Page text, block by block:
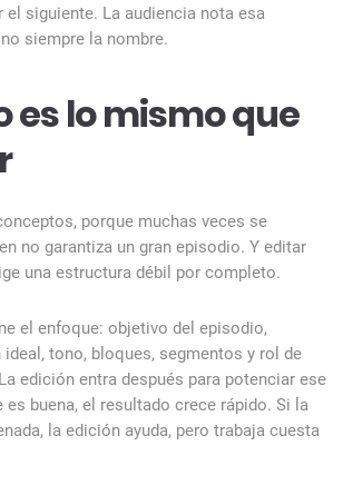
el siguiente. La audiencia nota esa
siempre la nombre.
es lo mismo que
porque muchas veces se
no garantiza un gran episodio. Y editar
una estructura débil por completo.
el enfoque: objetivo del episodio,
tono, bloques, segmentos y rol de
edición entra después para potenciar ese
es buena, el resultado crece rápido. Si la
la edición ayuda, pero trabaja cuesta